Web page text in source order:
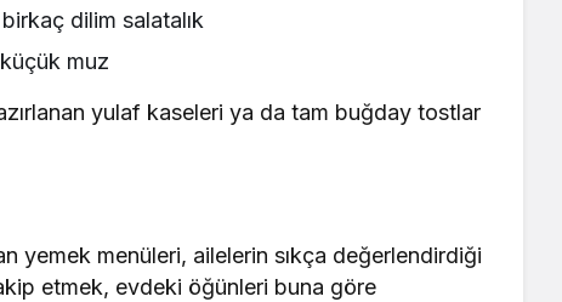
dilim salatalık
muz
yulaf kaseleri ya da tam buğday tostlar
yemek menüleri, ailelerin sıkça değerlendirdiği
etmek, evdeki öğünleri buna göre